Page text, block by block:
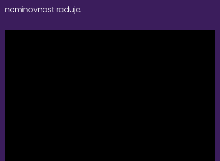
neminovnost raduje.